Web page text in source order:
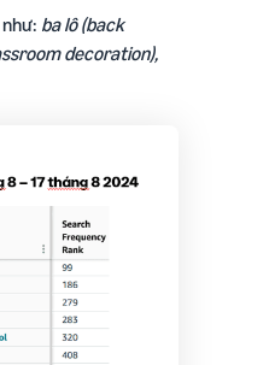
ba lô (back
decoration),